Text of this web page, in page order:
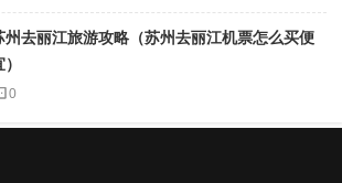
州去丽江旅游攻略（苏州去丽江机票怎么买便
0